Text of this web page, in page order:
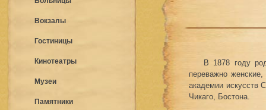
Вокзалы
Гостиницы
Кинотеатры
Музеи
Памятники
В 1878 году
переважно
академии искусств
Чикаго, Бостона.